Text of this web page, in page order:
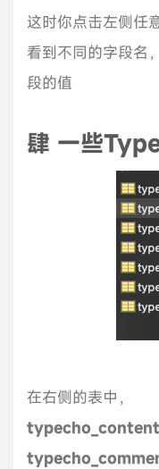
这时你点击左侧任
看到不同的字段名
段的值
肆 一些
在右侧的表中，